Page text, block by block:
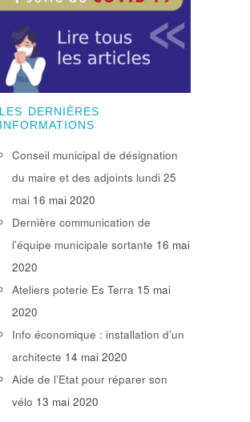
LES DERNIÈRES
INFORMATIONS
Conseil municipal de désignation
du maire et des adjoints lundi 25
mai 16 mai 2020
Dernière communication de
l’équipe municipale sortante 16 mai
2020
Ateliers poterie Es Terra 15 mai
2020
Info économique : installation d’un
architecte 14 mai 2020
Aide de l’Etat pour réparer son
vélo 13 mai 2020